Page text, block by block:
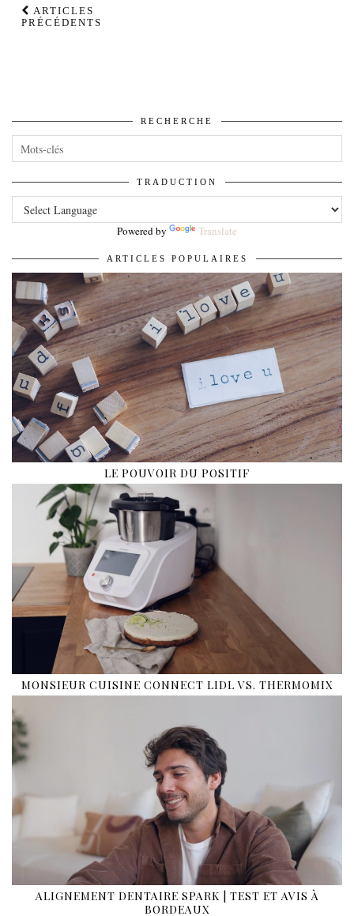
ARTICLES
PRÉCÉDENTS
RECHERCHE
TRADUCTION
Powered by Translate
ARTICLES POPULAIRES
LE POUVOIR DU POSITIF
MONSIEUR CUISINE CONNECT LIDL VS. THERMOMIX
ALIGNEMENT DENTAIRE SPARK | TEST ET AVIS À
BORDEAUX